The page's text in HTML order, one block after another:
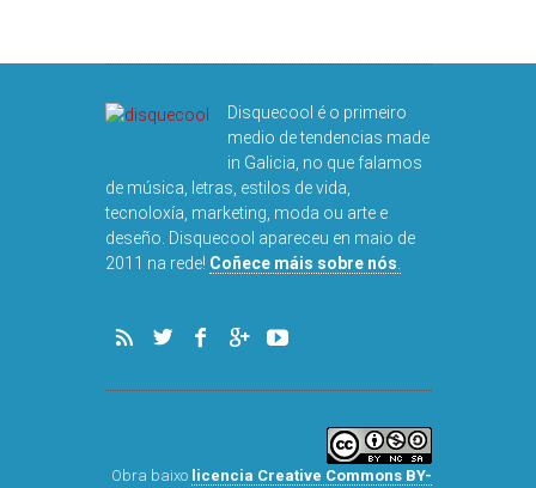
Disquecool é o primeiro
medio de tendencias made
in Galicia, no que falamos
de música, letras, estilos de vida,
tecnoloxía, marketing, moda ou arte e
deseño. Disquecool apareceu en maio de
2011 na rede! Coñece máis sobre nós
Obra baixo licencia Creative Commons BY-